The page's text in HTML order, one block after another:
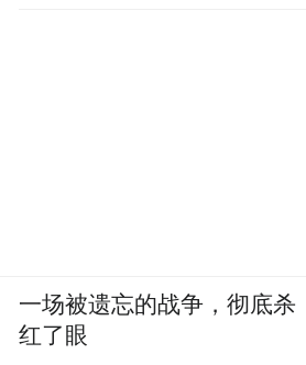
一场被遗忘的战争，彻底杀
红了眼